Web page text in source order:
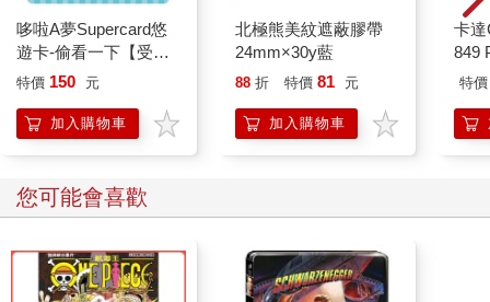
十天會怎樣才是問題，不過誰都回答不出這個問題。好吧！縱使
我再接受下一個十天，接下來的一個月，接下來的半年，又是誰
去接受你哥哥呢？我只是把你哥哥過去的十天忠實地寫出來而
已。我的頭腦不敏銳，也沒時間再讀一次，提筆就寫，當中也許
會出現矛盾。你哥哥頭腦敏銳，在不留意的言行裡也許會有矛
盾。不過我可以斷言，你哥哥是認真的，絕對沒有對我敷衍了
事。我也是忠實的，對你沒有絲毫的欺騙。
也是在酣睡。我偶然在你哥哥睡覺時寫信，偶然在他睡覺時寫完
會很幸福吧！同時不禁覺得假如就這樣永遠不醒，可能也是很悲
哀吧！
哆啦A夢Supercard悠
遊卡-偷看一下【受託
代銷】
特價 150 元
加入購物車
北極熊美紋遮蔽膠帶
24mm×30y藍
88 折 特價 81 元
加入購物車
卡
849
特價
您可能會喜歡